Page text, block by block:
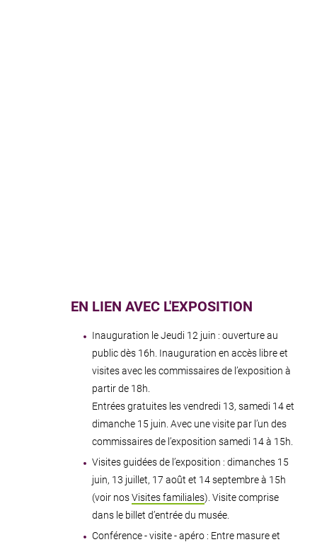
EN LIEN AVEC L'EXPOSITION
Inauguration le Jeudi 12 juin : ouverture au
public dès 16h. Inauguration en accès libre et
visites avec les commissaires de l’exposition à
partir de 18h.
Entrées gratuites les vendredi 13, samedi 14 et
dimanche 15 juin. Avec une visite par l’un des
commissaires de l’exposition samedi 14 à 15h.
Visites guidées de l’exposition : dimanches 15
juin, 13 juillet, 17 août et 14 septembre à 15h
(voir nosVisites familiales). Visite comprise
dans le billet d’entrée du musée.
Conférence - visite - apéro : Entre masure et